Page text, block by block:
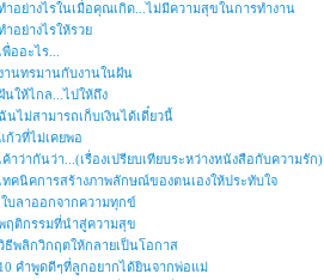
ำอย่างไรในเมื่อคุณเกิด...ไม่มีความสุขในการทำงาน
ำอย่างไรให้รวย
พื่ออะไร...
านทรมานกับงานในฝัน
นให้ไกล...ไปให้ถึง
นไม่สามารถเก็บเงินได้เดี๋ยวนี้
ก้วที่ไม่เคยพอ
ค้าว่ากันว่า...(เรื่องเปรียบเทียบระหว่างหนังสือกับความรัก)
ทคนิคการสร้างภาพลักษณ์ของตนเองให้ประทับใจ
บลาออกจากความทุกข์
ฤติกรรมที่นำสู่ความสุข
ธีพลิกวิกฤตให้กลายเป็นโอกาส
คำพูดดีๆที่ลูกอยากได้ยินจากพ่อแม่